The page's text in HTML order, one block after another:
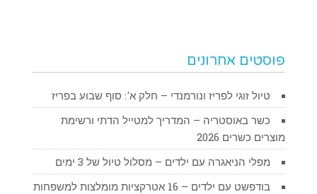
פוסטים אחרונים
טיול זוגי לפריז ונורמנדי – חלק א': סוף שבוע בפריז
כשר באוסטריה – המדריך למטייל הדתי ורשימת
מוצרים כשרים 2026
מפלי הניאגרה עם ילדים – מסלול טיול של 3 ימים
בודפשט עם ילדים – 16 אטרקציות מומלצות למשפחות